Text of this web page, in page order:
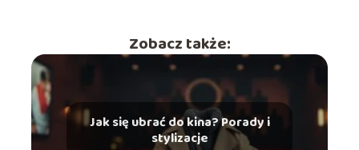
Zobacz także:
Jak się ubrać do kina? Porady i
stylizacje